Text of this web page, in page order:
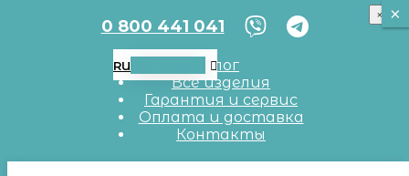
0 800 441 041
Блог
Все изделия
Гарантия и сервис
Оплата и доставка
Контакты
×
RU
×
×